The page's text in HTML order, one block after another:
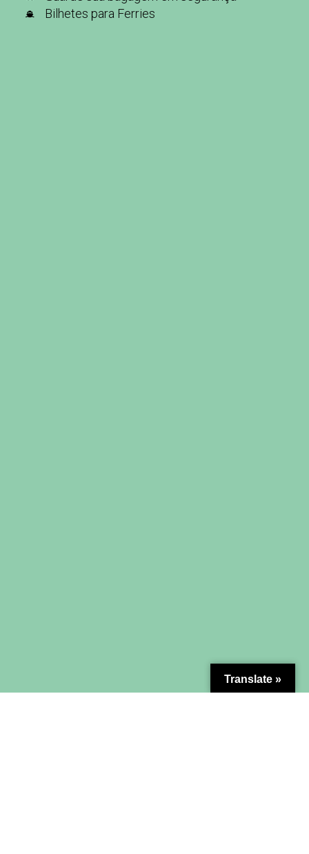
Bilhetes para Ferries
Translate »